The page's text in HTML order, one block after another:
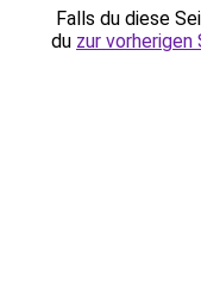
Falls du diese
du zur